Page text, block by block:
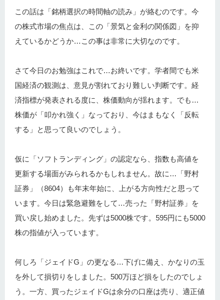
この話は「銘柄選択の時間軸の読み」が絡むのです。今
の株式市場の焦点は、この「景気と金利の関係図」を抑
えているかどうか…この事は非常に大切なのです。
さて今日のお勉強はこれで…お終いです。学者間でも米
国経済の観測は、意見が割れており難しい判断です。経
済指標が発表される度に、株価動向が揺れます。でも…
株価が「叩かれ強く」なっており、今はまもなく「反転
する」と思って良いのでしょう。
仮に「ソフトランディング」の認定なら、指数も高値を
更新する場面がみられるかもしれません。故に…「野村
証券」（8604）も年末年始に、上がる方向性だと思って
います。今日は緊急避難をして…売った「野村証券」を
買い戻し始めました。先ずは5000株です。595円にも5000
株の指値が入っています。
何しろ「ジェイドG」の更なる…下げに備え、かなりの玉
を外して損切りをしました。500万ほど損をしたのでしょ
う。一方、買ったジェイドGは余分の口座は売り、適正値